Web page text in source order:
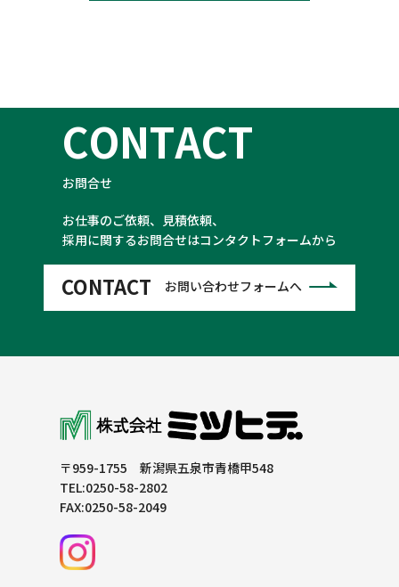
CONTACT
お問合せ
お仕事のご依頼、見積依頼、
採用に関するお問合せはコンタクトフォームから
CONTACT お問い合わせフォームへ
〒959-1755 新潟県五泉市青橋甲548
TEL:0250-58-2802
FAX:0250-58-2049